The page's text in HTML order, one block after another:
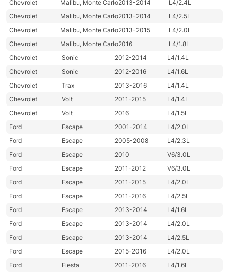
Chevrolet
Malibu, Monte Carlo2013-2014
L4/2.4L
Chevrolet
Malibu, Monte Carlo2013-2014
L4/2.5L
Chevrolet
Malibu, Monte Carlo2013-2015
L4/2.0L
Chevrolet
Malibu, Monte Carlo2016
L4/1.8L
Chevrolet
Sonic 2012-2014
L4/1.4L
Chevrolet
Sonic 2012-2016
L4/1.6L
Chevrolet
Trax 2013-2016
L4/1.4L
Chevrolet
Volt 2011-2015
L4/1.4L
Chevrolet
Volt 2016
L4/1.5L
Ford
Escape 2001-2014
L4/2.0L
Ford
Escape 2005-2008
L4/2.3L
Ford
Escape 2010
V6/3.0L
Ford
Escape 2011-2012
V6/3.0L
Ford
Escape 2011-2015
L4/2.0L
Ford
Escape 2011-2016
L4/2.5L
Ford
Escape 2013-2014
L4/1.6L
Ford
Escape 2013-2014
L4/2.0L
Ford
Escape 2013-2014
L4/2.5L
Ford
Escape 2015-2016
L4/2.0L
Ford
Fiesta 2011-2016
L4/1.6L